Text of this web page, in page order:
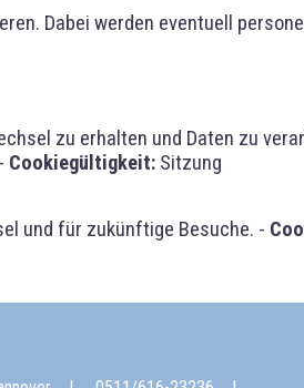
Dabei werden eventuell
zu erhalten und Daten zu
Cookiegültigkeit: Sitzung
und für zukünftige Besuche. -